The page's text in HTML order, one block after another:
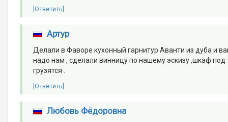
[Ответить]
Артур
Делали в Фаворе кухонный гарнитур Аванти из дуба и
надо нам , сделали винницу по нашему эскизу ,шкаф
грузятся .
[Ответить]
Любовь Фёдоровна